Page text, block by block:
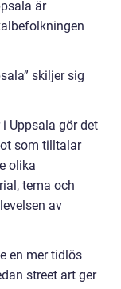
är
skiljer sig
Uppsala gör det
som tilltalar
olika
tema och
av
en mer tidlös
street art ger